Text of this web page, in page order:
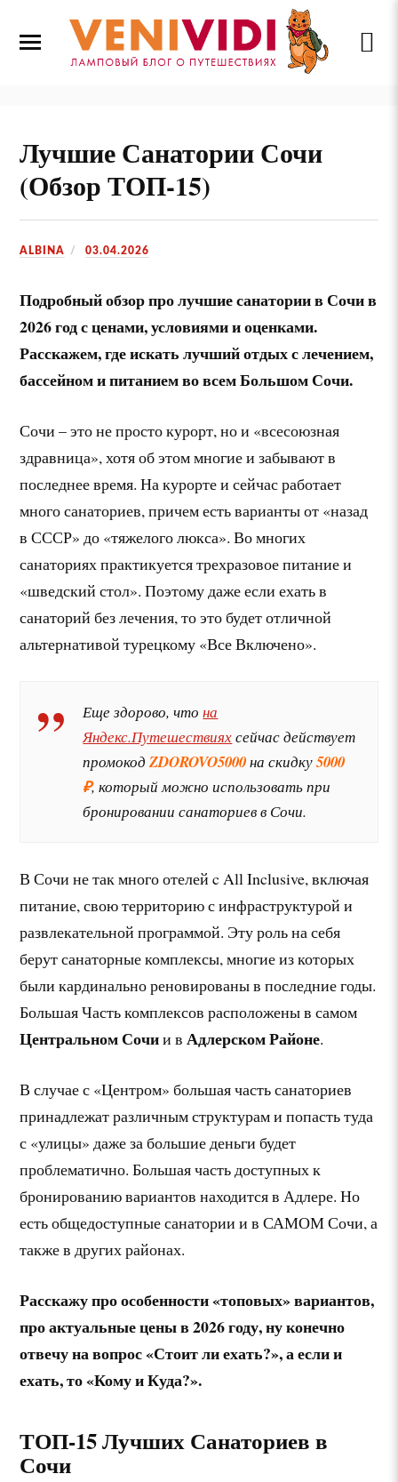
Лучшие Санатории Сочи
(Обзор ТОП-15)
ALBINA 03.04.2026
Подробный обзор про лучшие санатории в Сочи в
2026 год с ценами, условиями и оценками.
Расскажем, где искать лучший отдых с лечением,
бассейном и питанием во всем Большом Сочи.
Сочи – это не просто курорт, но и «всесоюзная
здравница», хотя об этом многие и забывают в
последнее время. На курорте и сейчас работает
много санаториев, причем есть варианты от «назад
в СССР» до «тяжелого люкса». Во многих
санаториях практикуется трехразовое питание и
«шведский стол». Поэтому даже если ехать в
санаторий без лечения, то это будет отличной
альтернативой турецкому «Все Включено».
Еще здорово, чтона
Яндекс.Путешествияхсейчас действует
промокодZDOROVO5000на скидку5000
₽, который можно использовать при
бронировании санаториев в Сочи.
В Сочи не так много отелей c All Inclusive, включая
питание, свою территорию с инфраструктурой и
развлекательной программой. Эту роль на себя
берут санаторные комплексы, многие из которых
были кардинально реновированы в последние годы.
Большая Часть комплексов расположены в самом
Центральном Сочии вАдлерском Районе.
В случае с «Центром» большая часть санаториев
принадлежат различным структурам и попасть туда
с «улицы» даже за большие деньги будет
проблематично. Большая часть доступных к
бронированию вариантов находится в Адлере. Но
есть общедоступные санатории и в САМОМ Сочи, а
также в других районах.
Расскажу про особенности «топовых» вариантов,
про актуальные цены в 2026 году, ну конечно
отвечу на вопрос «Стоит ли ехать?», а если и
ехать, то «Кому и Куда?».
ТОП-15 Лучших Санаториев в
Сочи